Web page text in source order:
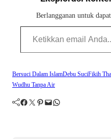
Berlangganan untuk
Ketikkan email Anda...
Bersuci Dalam IslamDebu SuciFikih
Wudhu Tanpa Air
Facebook Twitter Pinterest Mail WhatsApp